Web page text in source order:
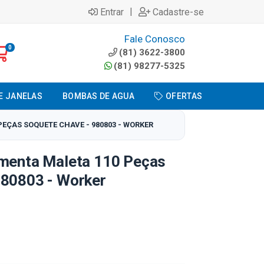
Entrar | Cadastre-se
0
Fale Conosco
(81) 3622-3800
(81) 98277-5325
JANELAS BOMBAS DE AGUA OFERTAS
SOQUETE CHAVE - 980803 - WORKER
Maleta 110 Peças
- Worker